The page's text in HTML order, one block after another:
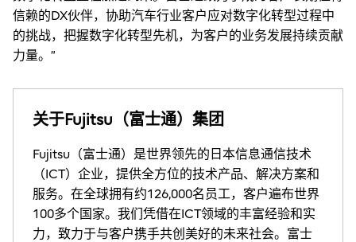
信赖的DX伙伴，协助汽车行业客户应对数字化转型过程中
的挑战，把握数字化转型先机，为客户的业务发展持续贡献
力量。”
关于Fujitsu（富士通）集团
Fujitsu（富士通）是世界领先的日本信息通信技术
（ICT）企业，提供全方位的技术产品、解决方案和
服务。在全球拥有约126,000名员工，客户遍布世界
100多个国家。我们凭借在ICT领域的丰富经验和实
力，致力于与客户携手共创美好的未来社会。富士